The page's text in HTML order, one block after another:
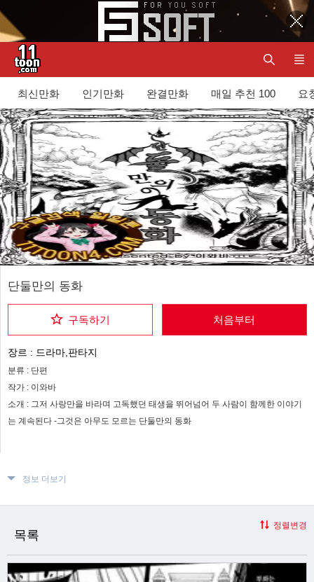
최신만화 인기만화 완결만화 매일 추천 100 요
단둘만의 동화
구독하기 처음부터
장르 : 드라마,판타지
분류 : 단편
작가 : 이와바
소개 : 그저 사랑만을 바라며 고독했던 태생을 뛰어넘어 두 사람이 함께한 이야기
는 계속된다 -그것은 아무도 모르는 단둘만의 동화
정보 더보기
목록
정렬변경